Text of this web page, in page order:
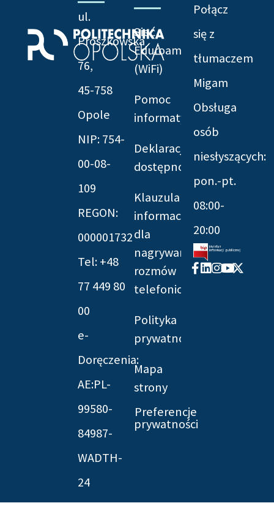
ul.
Prószkowska
76,
45-758
Opole
NIP: 754-
00-08-
109
REGON:
000001732
Tel: +48
77 449 80
00
e-
Doręczenia:
AE:PL-
99580-
84987-
WADTH-
24
Sieć
Eduroam
(WiFi)
Pomoc
informatyczna
Deklaracja
dostępności
Klauzula
informacyjna
dla
nagrywania
rozmów
telefonicznych
Polityka
prywatności
Mapa
strony
Preferencje
prywatności
Połącz
się z
tłumaczem
Migam
Obsługa
osób
niesłyszących:
pon.-pt.
08:00-
20:00
Facebook-
f
Linkedin
Instagram
Youtube
X-